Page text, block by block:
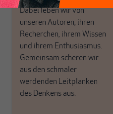
Dabei leben wir von
unseren Autoren, ihren
Recherchen, ihrem Wissen
und ihrem Enthusiasmus.
Gemeinsam scheren wir
aus den schmaler
werdenden Leitplanken
des Denkens aus.